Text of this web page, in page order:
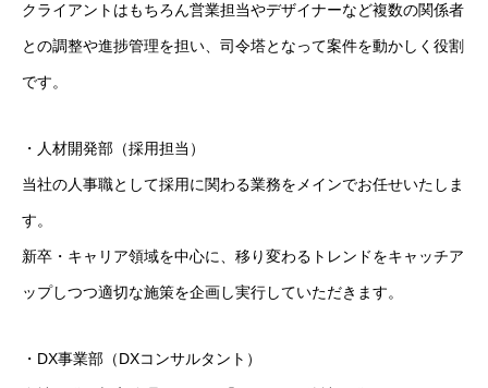
クライアントはもちろん営業担当やデザイナーなど複数の関係者
との調整や進捗管理を担い、司令塔となって案件を動かしく役割
です。
・人材開発部（採用担当）
当社の人事職として採用に関わる業務をメインでお任せいたしま
す。
新卒・キャリア領域を中心に、移り変わるトレンドをキャッチア
ップしつつ適切な施策を企画し実行していただきます。
・DX事業部（DXコンサルタント）